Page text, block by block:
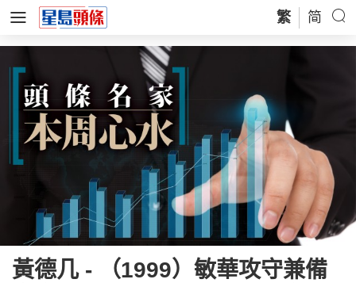
繁 简
黃德几 - （1999）敏華攻守兼備